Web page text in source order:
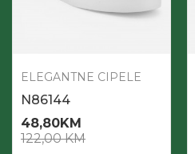
ELEGANTNE CIPELE
N86144
48,80KM
122,00KM